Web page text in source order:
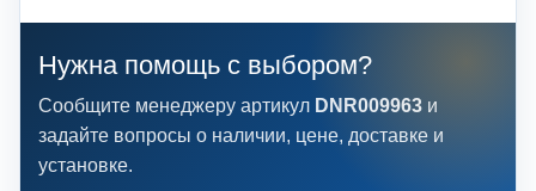
Нужна помощь с выбором?
Сообщите менеджеру артикул DNR009963 и
задайте вопросы о наличии, цене, доставке и
установке.